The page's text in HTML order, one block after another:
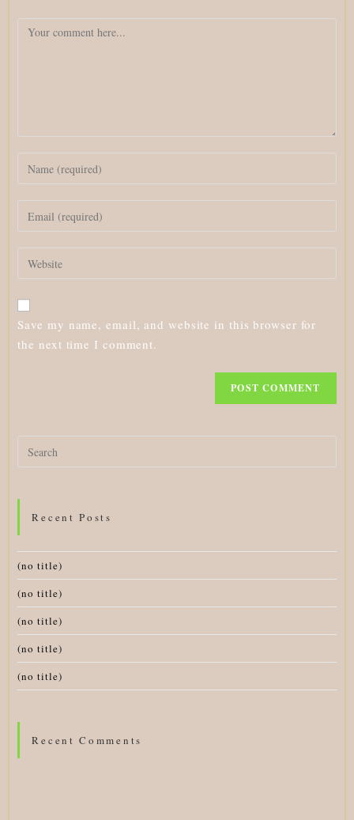
Comment
name
or
username
to
comment
email
address
to
comment
URL
(optional)
Save my name, email, and website in this browser for
the next time I comment.
Recent Posts
(no title)
(no title)
(no title)
(no title)
(no title)
Recent Comments